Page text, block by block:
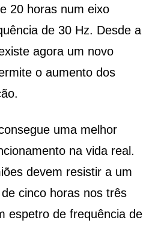
20 horas num eixo
de 30 Hz. Desde a
agora um novo
o aumento dos
uma melhor
na vida real.
devem resistir a um
cinco horas nos três
espetro de frequência de